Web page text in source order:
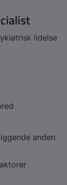
lidelse
anden